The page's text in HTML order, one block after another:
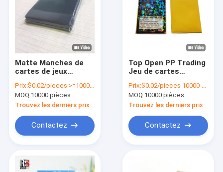
Matte Manches de
cartes de jeux
Yugioh Protecteurs
de cartes à l'épreuve
de l'humidité
Prix:$0.02/pieces >=10000 pieces
MOQ:10000 pièces
Trouvez les derniers prix
Contactez
Top Open PP Trading
Jeu de cartes
Holographique
Toploader Manches
Art personnalisé
Imprimé
Prix:$0.02/pieces 10000-49999 pieces
MOQ:10000 pièces
Trouvez les derniers prix
Contactez